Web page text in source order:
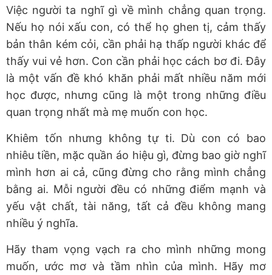
Việc người ta nghĩ gì về mình chẳng quan trọng.
Nếu họ nói xấu con, có thể họ ghen tị, cảm thấy
bản thân kém cỏi, cần phải hạ thấp người khác để
thấy vui vẻ hơn. Con cần phải học cách bơ đi. Đây
là một vấn đề khó khăn phải mất nhiều năm mới
học được, nhưng cũng là một trong những điều
quan trọng nhất mà mẹ muốn con học.
Khiêm tốn nhưng không tự ti. Dù con có bao
nhiêu tiền, mặc quần áo hiệu gì, đừng bao giờ nghĩ
mình hơn ai cả, cũng đừng cho rằng mình chẳng
bằng ai. Mỗi người đều có những điểm mạnh và
yếu vật chất, tài năng, tất cả đều không mang
nhiều ý nghĩa.
Hãy tham vọng vạch ra cho mình những mong
muốn, ước mơ và tầm nhìn của mình. Hãy mơ